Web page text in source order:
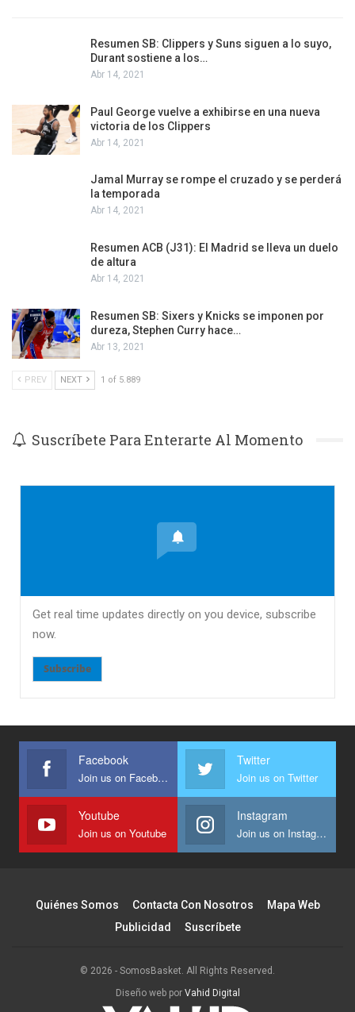
Resumen SB: Clippers y Suns siguen a lo suyo,
Durant sostiene a los…
Abr 14, 2021
Paul George vuelve a exhibirse en una nueva
victoria de los Clippers
Abr 14, 2021
Jamal Murray se rompe el cruzado y se perderá
la temporada
Abr 14, 2021
Resumen ACB (J31): El Madrid se lleva un duelo
de altura
Abr 14, 2021
Resumen SB: Sixers y Knicks se imponen por
dureza, Stephen Curry hace…
Abr 13, 2021
PREV NEXT 1 of 5.889
Suscríbete Para Enterarte Al Momento
Get real time updates directly on you device, subscribe
now.
Subscribe
Facebook
Join us on Facebook
Twitter
Join us on Twitter
Youtube
Join us on Youtube
Instagram
Join us on Instagram
Quiénes Somos Contacta Con Nosotros
Mapa Web
Publicidad
Suscríbete
© 2026 - SomosBasket. All Rights Reserved.
Diseño web por Vahid Digital